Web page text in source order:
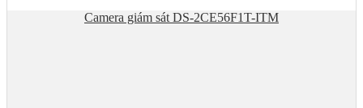
Camera giám sát DS-2CE56F1T-ITM